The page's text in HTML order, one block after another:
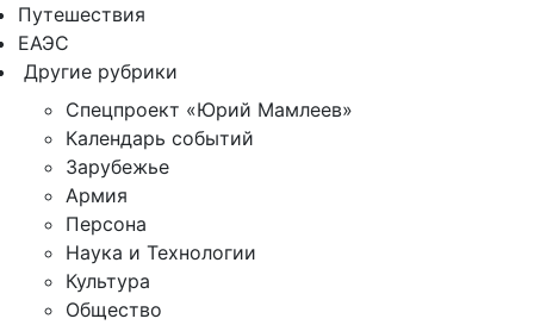
Путешествия
ЕАЭС
Другие рубрики
Спецпроект «Юрий Мамлеев»
Календарь событий
Зарубежье
Армия
Персона
Наука и Технологии
Культура
Общество